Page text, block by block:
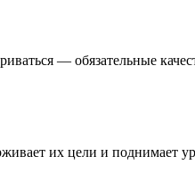
— обязательные
их цели и поднимает